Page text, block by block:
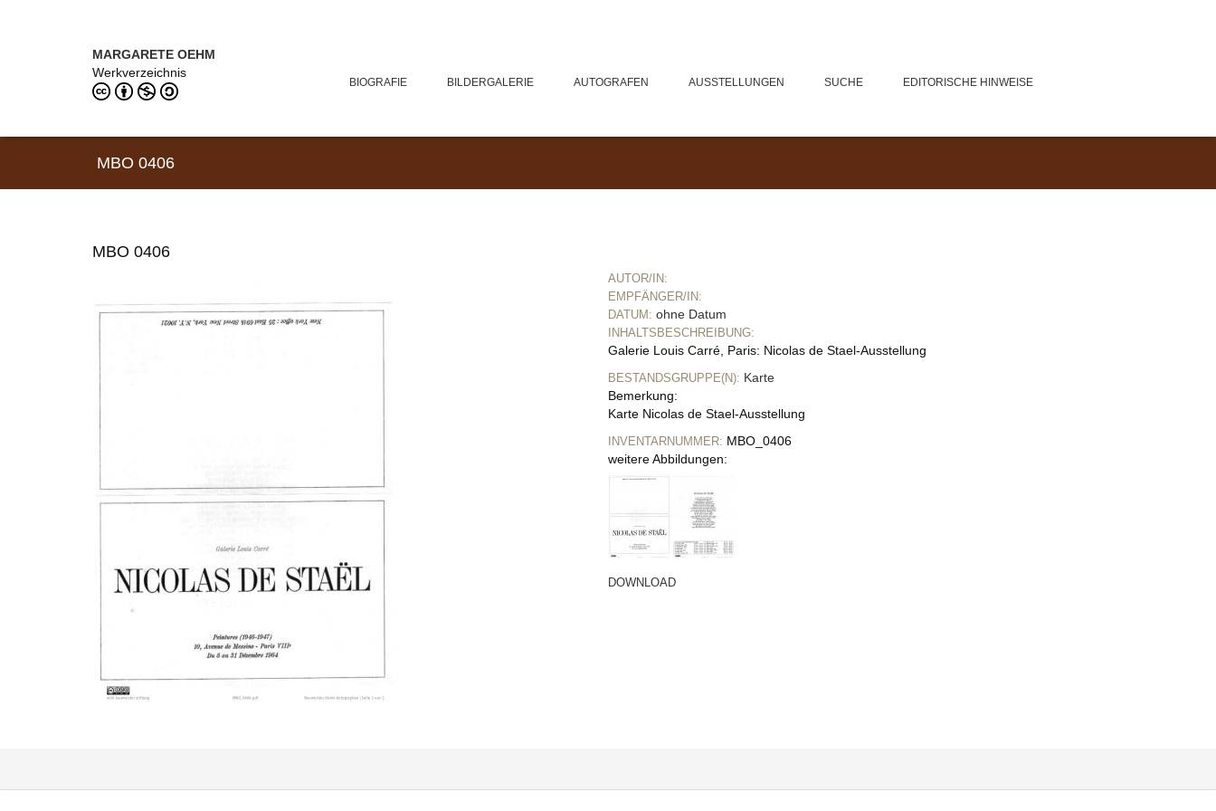
MARGARETE OEHM
Werkverzeichnis
BIOGRAFIE BILDERGALERIE AUTOGRAFEN AUSSTELLUNGEN SUCHE EDITORISCHE HINWEISE
MBO 0406
MBO 0406
AUTOR/IN:
EMPFÄNGER/IN:
DATUM: ohne Datum
INHALTSBESCHREIBUNG:
Galerie Louis Carré, Paris: Nicolas de Stael-Ausstellung
BESTANDSGRUPPE(N): Karte
Bemerkung:
Karte Nicolas de Stael-Ausstellung
INVENTARNUMMER: MBO_0406
weitere Abbildungen:
DOWNLOAD